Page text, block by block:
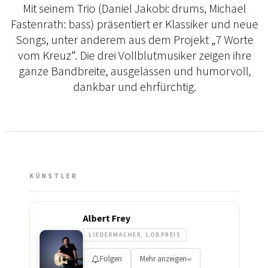
Mit seinem Trio (Daniel Jakobi: drums, Michael
Fastenrath: bass) präsentiert er Klassiker und neue
Songs, unter anderem aus dem Projekt „7 Worte
vom Kreuz“. Die drei Vollblutmusiker zeigen ihre
ganze Bandbreite, ausgelassen und humorvoll,
dankbar und ehrfürchtig.
KÜNSTLER
Albert Frey
LIEDERMACHER, LOBPREIS
Folgen Mehr anzeigen